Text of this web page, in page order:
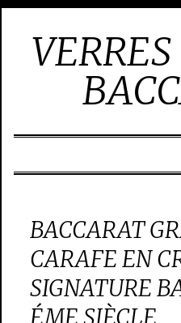
BACCARAT
CARAFE EN
SIGNATURE